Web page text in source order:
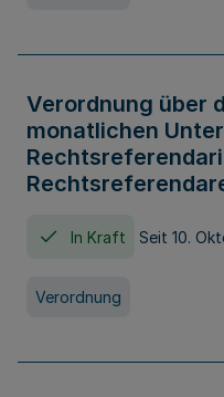
Verordnung über
monatlichen
In Kraft Seit 10.
Verordnung